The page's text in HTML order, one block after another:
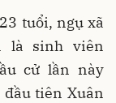
tuổi, ngụ xã
là sinh viên
cử lần này
tiên Xuân